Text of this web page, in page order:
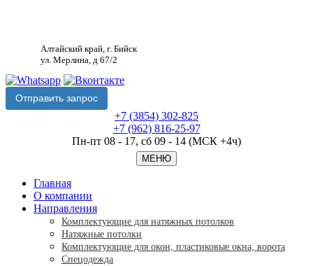
Алтайский край, г. Бийск
ул. Мерлина, д 67/2
Отправить запрос
+7 (3854) 302-825
+7 (962) 816-25-97
Пн-пт 08 - 17, сб 09 - 14 (МСК +4ч)
МЕНЮ
Главная
O компании
Направления
Комплектующие для натяжных потолков
Натяжные потолки
Комплектующие для окон, пластиковые окна, ворота
Спецодежда